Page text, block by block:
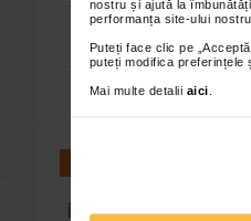
nostru și ajută la
performanța site-ului
Puteți face clic pe
puteți modifica preferințele
Mai multe detalii aici
Adora – Adorabili
din prima clipa
Seturi cadou
infoline@catena.ro